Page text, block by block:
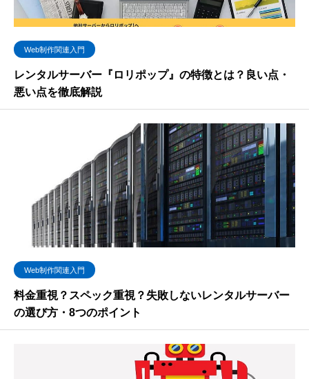
Web制作関連入門
レンタルサーバー『ロリポップ』の特徴とは？良い点・
悪い点を徹底解説
Web制作関連入門
料金重視？スペック重視？失敗しないレンタルサーバー
の選び方・8つのポイント